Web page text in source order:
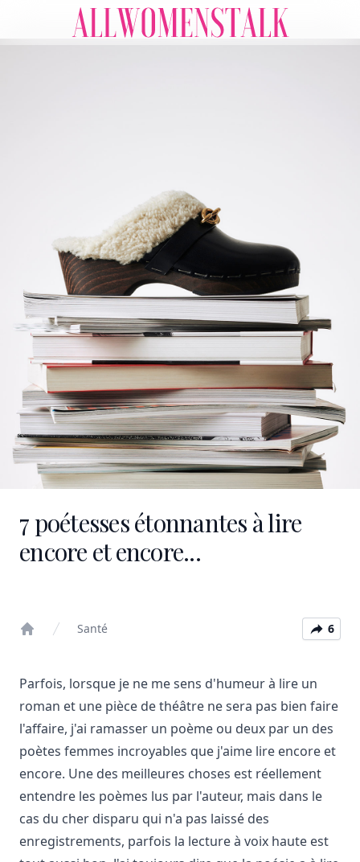
7 poétesses étonnantes à lire
encore et encore...
Santé 6
Parfois, lorsque je ne me sens d'humeur à lire un
roman et une pièce de théâtre ne sera pas bien faire
l'affaire, j'ai ramasser un poème ou deux par un des
poètes femmes incroyables que j'aime lire encore et
encore. Une des meilleures choses est réellement
entendre les poèmes lus par l'auteur, mais dans le
cas du cher disparu qui n'a pas laissé des
enregistrements, parfois la lecture à voix haute est